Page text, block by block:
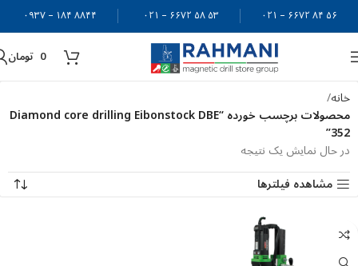
۵۶ ۸۴ ۶۶۷۲ – ۰۲۱ ۵۳ ۵۸ ۶۶۷۲ – ۰۲۱ ۸۸۴۴ ۱۸۴ – ۰۹۳۷
0 تومان
خانه
محصولات برچسب خورده “Diamond core drilling Eibonstock DBE
352”
در حال نمایش یک نتیجه
مشاهده فیلترها